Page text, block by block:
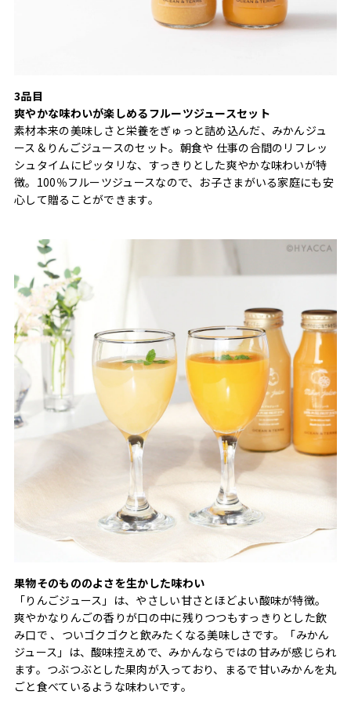
3品目
爽やかな味わいが楽しめるフルーツジュースセット
素材本来の美味しさと栄養をぎゅっと詰め込んだ、みかんジュ
ース＆りんごジュースのセット。朝食や 仕事の合間のリフレッ
シュタイムにピッタリな、すっきりとした爽やかな味わいが特
徴。100％フルーツジュースなので、お子さまがいる家庭にも安
心して贈ることができます。
果物そのもののよさを生かした味わい
「りんごジュース」は、やさしい甘さとほどよい酸味が特徴。
爽やかなりんごの香りが口の中に残りつつもすっきりとした飲
み口で 、ついゴクゴクと飲みたくなる美味しさです。「みかん
ジュース」は、酸味控えめで、みかんならではの甘みが感じられ
ます。つぶつぶとした果肉が入っており、まるで甘いみかんを丸
ごと食べているような味わいです。